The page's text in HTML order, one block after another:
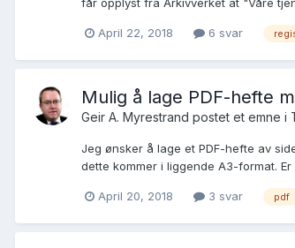
får opplyst fra Arkivverket at "Våre
April 22, 2018 6 svar
Mulig å lage PDF-hefte
Geir A. Myrestrand postet et emne i
Jeg ønsker å lage et PDF-hefte av
dette kommer i liggende A3-format.
April 20, 2018 3 svar pdf